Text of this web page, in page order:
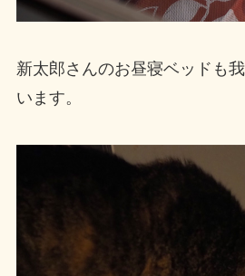
新太郎さんのお昼寝ベッドも
います。